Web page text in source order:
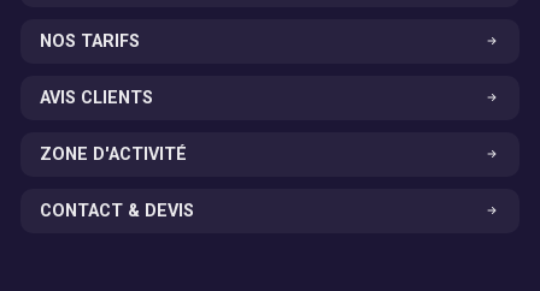
NOS TARIFS
AVIS CLIENTS
ZONE D'ACTIVITÉ
CONTACT & DEVIS